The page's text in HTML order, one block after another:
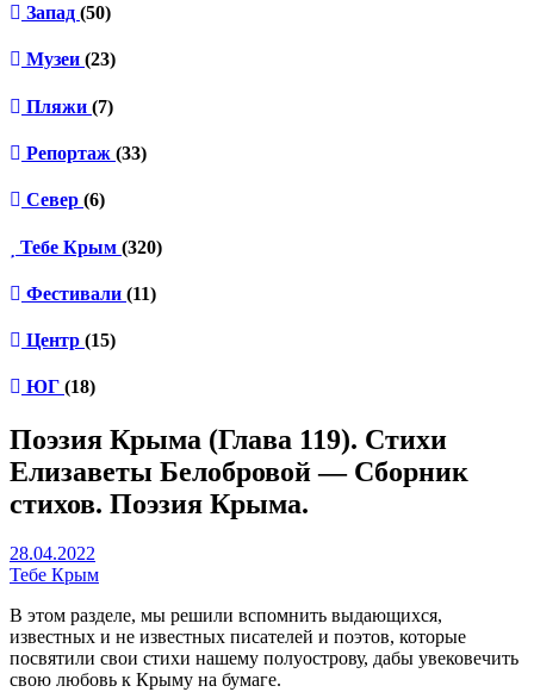
Запад (50)
Музеи (23)
Пляжи (7)
Репортаж (33)
Север (6)
Тебе Крым (320)
Фестивали (11)
Центр (15)
ЮГ (18)
Поэзия Крыма (Глава 119). Стихи
Елизаветы Белобровой — Сборник
стихов. Поэзия Крыма.
28.04.2022
Тебе Крым
В этом разделе, мы решили вспомнить выдающихся,
известных и не известных писателей и поэтов, которые
посвятили свои стихи нашему полуострову, дабы увековечить
свою любовь к Крыму на бумаге.